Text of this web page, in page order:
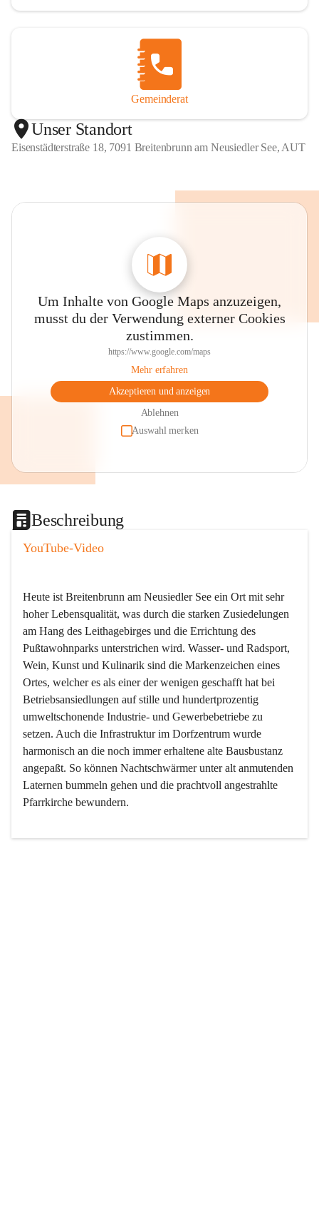
Gemeinderat
Unser Standort
Eisenstädterstraße 18, 7091 Breitenbrunn am Neusiedler See, AUT
Um Inhalte von Google Maps anzuzeigen,
musst du der Verwendung externer Cookies
zustimmen.
https://www.google.com/maps
Mehr erfahren
Akzeptieren und anzeigen
Ablehnen
Auswahl merken
Beschreibung
YouTube-Video
Heute ist Breitenbrunn am Neusiedler See ein Ort mit sehr
hoher Lebensqualität, was durch die starken Zusiedelungen
am Hang des Leithagebirges und die Errichtung des
Pußtawohnparks unterstrichen wird. Wasser- und Radsport,
Wein, Kunst und Kulinarik sind die Markenzeichen eines
Ortes, welcher es als einer der wenigen geschafft hat bei
Betriebsansiedlungen auf stille und hundertprozentig
umweltschonende Industrie- und Gewerbebetriebe zu
setzen. Auch die Infrastruktur im Dorfzentrum wurde
harmonisch an die noch immer erhaltene alte Bausbustanz
angepaßt. So können Nachtschwärmer unter alt anmutenden
Laternen bummeln gehen und die prachtvoll angestrahlte
Pfarrkirche bewundern.
Der Weinbau dominert heute nicht mehr, ist aber integrativer